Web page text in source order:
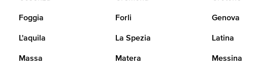
Foggia Forli Genova
L'aquila La Spezia Latina
Massa Matera Messina